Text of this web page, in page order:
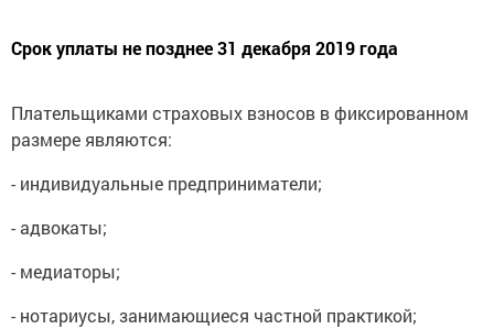
Срок уплаты не позднее 31 декабря 2019 года
Плательщиками страховых взносов в фиксированном
размере являются:
- индивидуальные предприниматели;
- адвокаты;
- медиаторы;
- нотариусы, занимающиеся частной практикой;